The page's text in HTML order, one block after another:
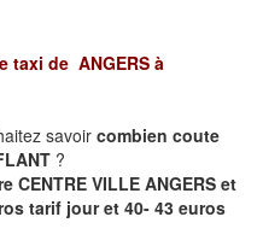
taxi de ANGERS à
savoir combien coute
?
VILLE ANGERS et
tarif jour et 40- 43 euros